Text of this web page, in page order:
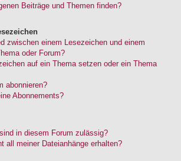
Beiträge und Themen finden?
zwischen einem Lesezeichen und einem
oder Forum?
auf ein Thema setzen oder ein Thema
abonnieren?
Abonnements?
in diesem Forum zulässig?
all meiner Dateianhänge erhalten?